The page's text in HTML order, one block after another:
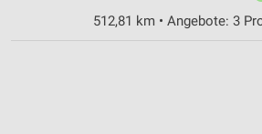
512,81 km • Angebote: 3